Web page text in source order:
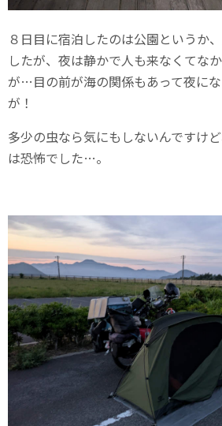
８日目に宿泊したのは公園というか
したが、夜は静かで人も来なくてな
が…目の前が海の関係もあって夜に
が！
多少の虫なら気にもしないんですけ
は恐怖でした…。